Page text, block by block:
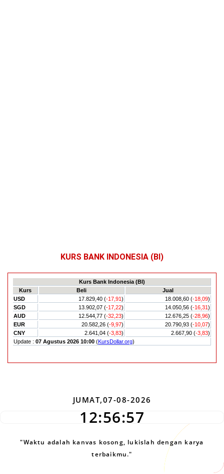
KURS BANK INDONESIA (BI)
JUMAT,07-08-2026
12:56:58
"Waktu adalah kanvas kosong, lukislah dengan karya
terbaikmu."